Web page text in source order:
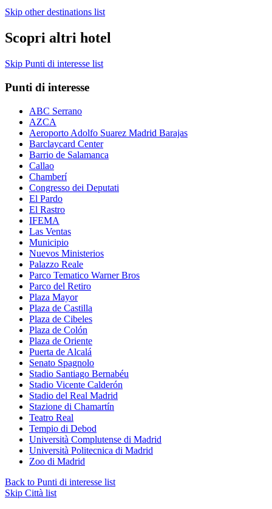
Skip other destinations list
Scopri altri hotel
Skip Punti di interesse list
Punti di interesse
ABC Serrano
AZCA
Aeroporto Adolfo Suarez Madrid Barajas
Barclaycard Center
Barrio de Salamanca
Callao
Chamberí
Congresso dei Deputati
El Pardo
El Rastro
IFEMA
Las Ventas
Municipio
Nuevos Ministerios
Palazzo Reale
Parco Tematico Warner Bros
Parco del Retiro
Plaza Mayor
Plaza de Castilla
Plaza de Cibeles
Plaza de Colón
Plaza de Oriente
Puerta de Alcalá
Senato Spagnolo
Stadio Santiago Bernabéu
Stadio Vicente Calderón
Stadio del Real Madrid
Stazione di Chamartín
Teatro Real
Tempio di Debod
Università Complutense di Madrid
Università Politecnica di Madrid
Zoo di Madrid
Back to Punti di interesse list
Skip Città list